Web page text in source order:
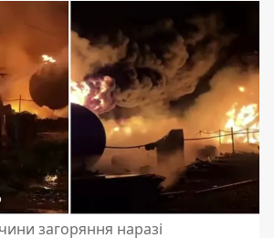
загоряння наразі